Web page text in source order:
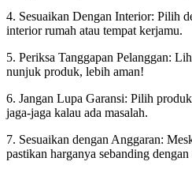
4. Sesuaikan Dengan Interior: Pilih
interior rumah atau tempat kerjamu.
5. Periksa Tanggapan Pelanggan:
nunjuk produk, lebih aman!
6. Jangan Lupa Garansi: Pilih
jaga-jaga kalau ada masalah.
7. Sesuaikan dengan Anggaran:
pastikan harganya sebanding